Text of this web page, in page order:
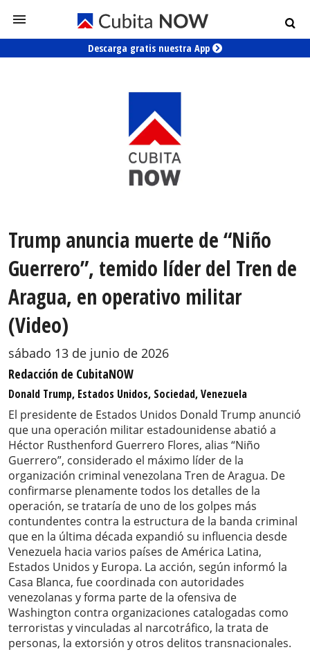
Descarga gratis nuestra App
Trump anuncia muerte de “Niño
Guerrero”, temido líder del Tren de
Aragua, en operativo militar
(Video)
sábado 13 de junio de 2026
Redacción de CubitaNOW
Donald Trump, Estados Unidos, Sociedad, Venezuela
El presidente de Estados Unidos Donald Trump anunció
que una operación militar estadounidense abatió a
Héctor Rusthenford Guerrero Flores, alias “Niño
Guerrero”, considerado el máximo líder de la
organización criminal venezolana Tren de Aragua. De
confirmarse plenamente todos los detalles de la
operación, se trataría de uno de los golpes más
contundentes contra la estructura de la banda criminal
que en la última década expandió su influencia desde
Venezuela hacia varios países de América Latina,
Estados Unidos y Europa. La acción, según informó la
Casa Blanca, fue coordinada con autoridades
venezolanas y forma parte de la ofensiva de
Washington contra organizaciones catalogadas como
terroristas y vinculadas al narcotráfico, la trata de
personas, la extorsión y otros delitos transnacionales.